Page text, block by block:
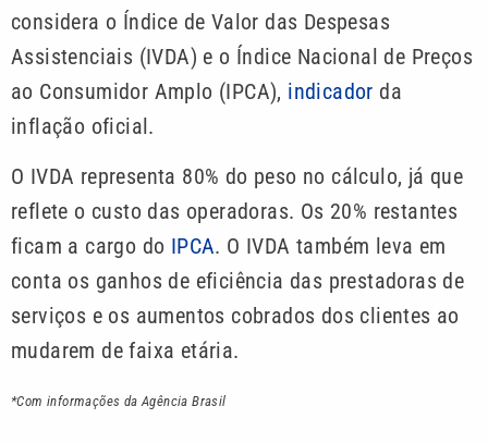
considera o Índice de Valor das Despesas
Assistenciais (IVDA) e o Índice Nacional de Preços
ao Consumidor Amplo (IPCA), indicador da
inflação oficial.
O IVDA representa 80% do peso no cálculo, já que
reflete o custo das operadoras. Os 20% restantes
ficam a cargo do IPCA. O IVDA também leva em
conta os ganhos de eficiência das prestadoras de
serviços e os aumentos cobrados dos clientes ao
mudarem de faixa etária.
*Com informações da Agência Brasil